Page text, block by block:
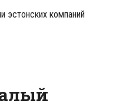
эстонских компаний